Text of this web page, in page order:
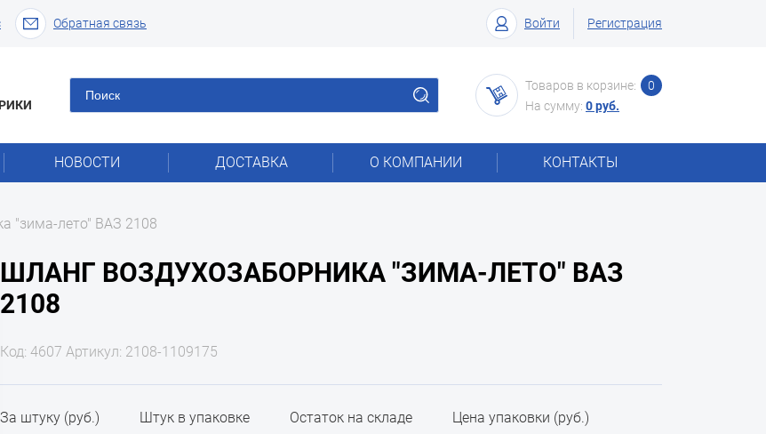
Обратная связь Войти Регистрация
Товаров в корзине:
0
На сумму: 0 руб.
НОВОСТИ ДОСТАВКА О КОМПАНИИ КОНТАКТЫ
"зима-лето" ВАЗ 2108
ШЛАНГ ВОЗДУХОЗАБОРНИКА "ЗИМА-ЛЕТО" ВАЗ
2108
Код: 4607 Артикул: 2108-1109175
За штуку (руб.) Штук в упаковке Остаток на складе Цена упаковки (руб.)